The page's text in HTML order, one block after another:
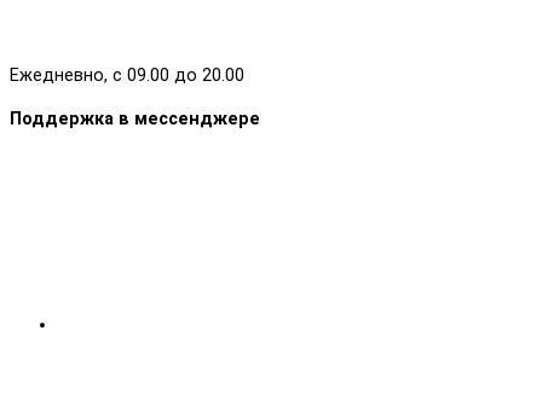
Ежедневно, с 09.00 до 20.00
Поддержка в мессенджере